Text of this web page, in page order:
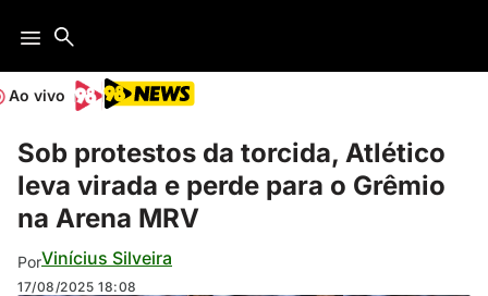
Ao vivo
Sob protestos da torcida, Atlético
leva virada e perde para o Grêmio
na Arena MRV
PorVinícius Silveira
17/08/2025 18:08